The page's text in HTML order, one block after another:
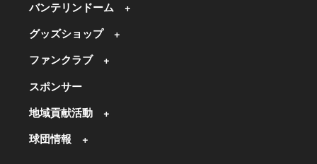
バンテリンドーム
グッズショップ
ファンクラブ
スポンサー
地域貢献活動
球団情報